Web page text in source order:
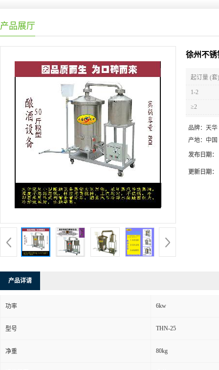
产品展厅
徐州不锈
起订量 (套)
1-2
≥2
品牌： 天华
产地： 中国
发布日期：
更新日期：
产品详请
功率 6kw
型号 THN-25
净重 80kg